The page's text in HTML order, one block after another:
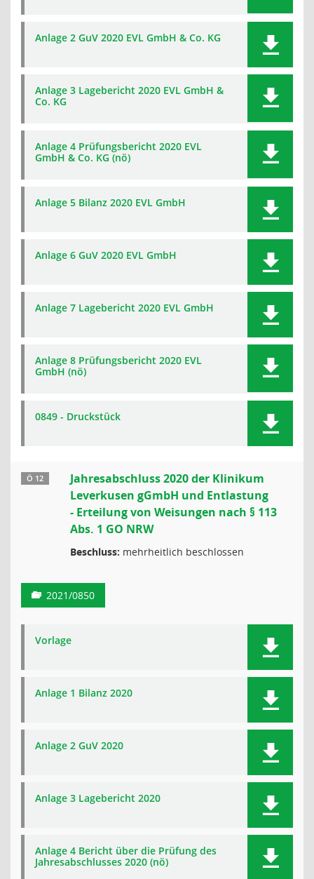
Anlage 2 GuV 2020 EVL GmbH & Co. KG
Anlage 3 Lagebericht 2020 EVL GmbH &
Co. KG
Anlage 4 Prüfungsbericht 2020 EVL
GmbH & Co. KG (nö)
Anlage 5 Bilanz 2020 EVL GmbH
Anlage 6 GuV 2020 EVL GmbH
Anlage 7 Lagebericht 2020 EVL GmbH
Anlage 8 Prüfungsbericht 2020 EVL
GmbH (nö)
0849 - Druckstück
Ö 12
Jahresabschluss 2020 der Klinikum
Leverkusen gGmbH und Entlastung
- Erteilung von Weisungen nach § 113
Abs. 1 GO NRW
Beschluss: mehrheitlich beschlossen
2021/0850
Vorlage
Anlage 1 Bilanz 2020
Anlage 2 GuV 2020
Anlage 3 Lagebericht 2020
Anlage 4 Bericht über die Prüfung des
Jahresabschlusses 2020 (nö)